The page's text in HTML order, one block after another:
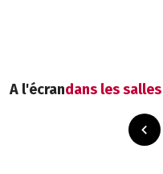
A l'écrandans les